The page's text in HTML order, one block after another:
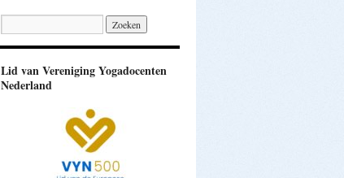
Lid van Vereniging Yogadocenten
Nederland